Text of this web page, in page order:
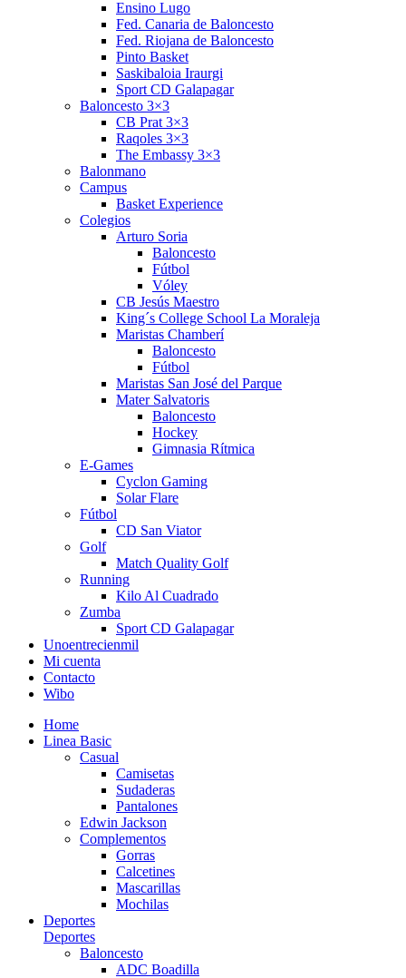
Ensino Lugo
Fed. Canaria de Baloncesto
Fed. Riojana de Baloncesto
Pinto Basket
Saskibaloia Iraurgi
Sport CD Galapagar
Baloncesto 3×3
CB Prat 3×3
Raqoles 3×3
The Embassy 3×3
Balonmano
Campus
Basket Experience
Colegios
Arturo Soria
Baloncesto
Fútbol
Vóley
CB Jesús Maestro
King´s College School La Moraleja
Maristas Chamberí
Baloncesto
Fútbol
Maristas San José del Parque
Mater Salvatoris
Baloncesto
Hockey
Gimnasia Rítmica
E-Games
Cyclon Gaming
Solar Flare
Fútbol
CD San Viator
Golf
Match Quality Golf
Running
Kilo Al Cuadrado
Zumba
Sport CD Galapagar
Unoentrecienmil
Mi cuenta
Contacto
Wibo
Home
Linea Basic
Casual
Camisetas
Sudaderas
Pantalones
Edwin Jackson
Complementos
Gorras
Calcetines
Mascarillas
Mochilas
Deportes
Deportes
Baloncesto
ADC Boadilla